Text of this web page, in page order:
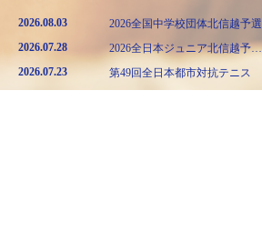
2026.08.03
2026全国中学校団体北信越予選
2026.07.28
2026全日本ジュニア北信越予
選,U12,14,16,18
2026.07.23 第49回全日本都市対抗テニス